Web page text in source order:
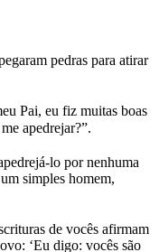
pedras para atirar
Pai, eu fiz muitas boas
apedrejar?”.
lo por nenhuma
simples homem,
de vocês afirmam
‘Eu digo: vocês são